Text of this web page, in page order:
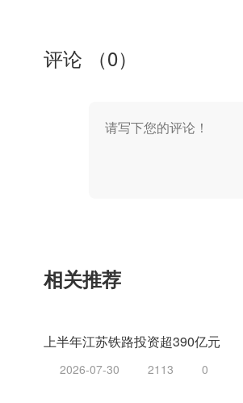
评论 （0）
相关推荐
上半年江苏铁路投资超390亿元
2026-07-30 2113 0